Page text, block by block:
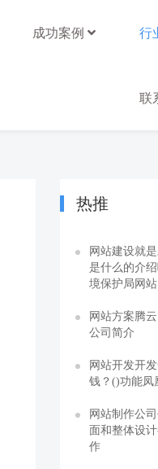
成功案例 行
联
热推
网站建设就
是什么的介
境保护局网站
网站方案腾
公司简介
网站开发开
钱？()功能凤
网站制作公
面和整体设
作